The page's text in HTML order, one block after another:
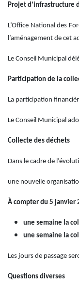
Projet d’infrastructure
L’Office National des
l’aménagement de cet
Le Conseil Municipal
Participation de la
La participation
Le Conseil Municipal
Collecte des déchets
Dans le cadre de
une nouvelle
À compter du 5 janvier
une semaine la
une semaine la
Les jours de passage
Questions diverses